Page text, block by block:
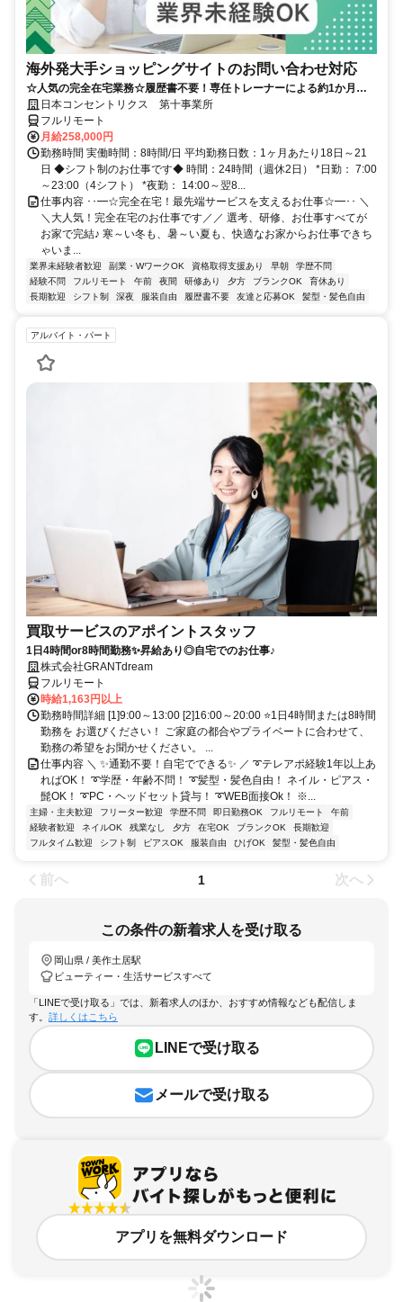
海外発大手ショッピングサイトのお問い合わせ対応
☆人気の完全在宅業務☆履歴書不要！専任トレーナーによる約1か月の
研修で、業界未経験の方も安心！
日本コンセントリクス 第十事業所
フルリモート
月給258,000円
勤務時間 実働時間：8時間/日 平均勤務日数：1ヶ月あたり18日～21
日 ◆シフト制のお仕事です◆ 時間：24時間（週休2日） *日勤： 7:00
～23:00（4シフト） *夜勤： 14:00～翌8...
仕事内容 ･･━☆完全在宅！最先端サービスを支えるお仕事☆━･･ ＼
＼大人気！完全在宅のお仕事です／／ 選考、研修、お仕事すべてが
お家で完結♪ 寒～い冬も、暑～い夏も、快適なお家からお仕事できち
ゃいま...
業界未経験者歓迎 副業・WワークOK 資格取得支援あり 早朝
学歴不問
経験不問
フルリモート 午前 夜間 研修あり 夕方 ブランクOK
育休あり
長期歓迎
シフト制 深夜 服装自由 履歴書不要 友達と応募OK 髪型・髪色自由
アルバイト・パート
買取サービスのアポイントスタッフ
1日4時間or8時間勤務✨昇給あり◎自宅でのお仕事♪
株式会社GRANTdream
フルリモート
時給1,163円以上
勤務時間詳細 [1]9:00～13:00 [2]16:00～20:00 ⭐1日4時間または8時間
勤務を お選びください！ ご家庭の都合やプライベートに合わせて、
勤務の希望をお聞かせください。 ...
仕事内容 ＼ ✨通勤不要！自宅でできる✨ ／ ➰テレアポ経験1年以上あ
ればOK！ ➰学歴・年齢不問！ ➰髪型・髪色自由！ ネイル・ピアス・
髭OK！ ➰PC・ヘッドセット貸与！ ➰WEB面接Ok！ ※...
主婦・主夫歓迎 フリーター歓迎 学歴不問 即日勤務OK フルリモート
午前
経験者歓迎
ネイルOK 残業なし 夕方 在宅OK ブランクOK
長期歓迎
フルタイム歓迎
シフト制 ピアスOK 服装自由 ひげOK 髪型・髪色自由
前へ 1 次へ
この条件の新着求人を受け取る
岡山県 / 美作土居駅
ビューティー・生活サービスすべて
「LINEで受け取る」では、新着求人のほか、おすすめ情報なども配信しま
す。 詳しくはこちら
LINEで受け取る
メールで受け取る
アプリを無料ダウンロード